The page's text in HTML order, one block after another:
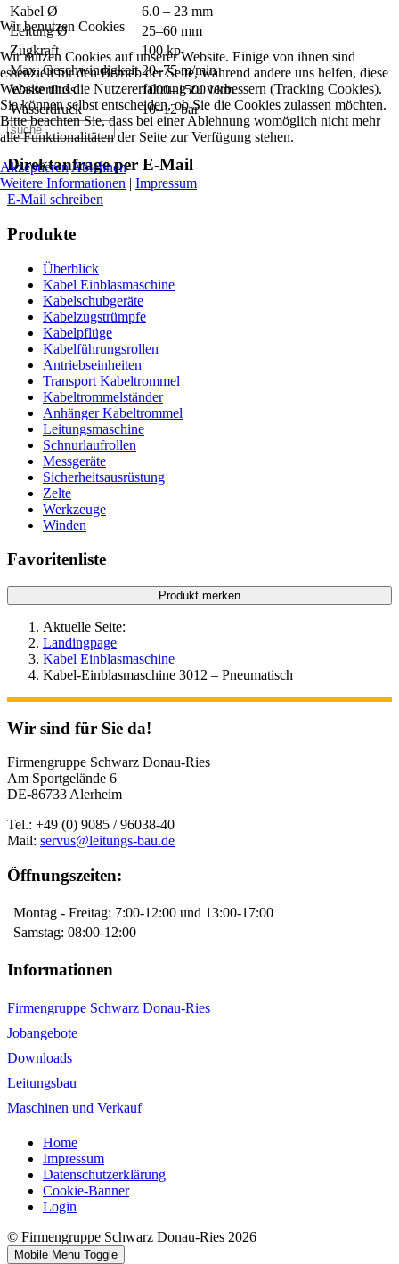
Kabel Ø
6.0 – 23 mm
Leitung Ø
25–60 mm
Zugkraft
100 kp
Max. Geschwindigkeit 20–75 m/min
Wasserfluss
1000–1500 l/km
Wasserdruck
10–12 bar
Direktanfrage per E-Mail
E-Mail schreiben
Produkte
Überblick
Kabel Einblasmaschine
Kabelschubgeräte
Kabelzugstrümpfe
Kabelpflüge
Kabelführungsrollen
Antriebseinheiten
Transport Kabeltrommel
Kabeltrommelständer
Anhänger Kabeltrommel
Leitungsmaschine
Schnurlaufrollen
Messgeräte
Sicherheitsausrüstung
Zelte
Werkzeuge
Winden
Favoritenliste
Produkt merken
Aktuelle Seite:
Landingpage
Kabel Einblasmaschine
Kabel-Einblasmaschine 3012 – Pneumatisch
Wir sind für Sie da!
Firmengruppe Schwarz Donau-Ries
Am Sportgelände 6
DE-86733 Alerheim
Tel.: +49 (0) 9085 / 96038-40
Mail: servus@leitungs-bau.de
Öffnungszeiten:
Montag - Freitag: 7:00-12:00 und 13:00-17:00
Samstag: 08:00-12:00
Informationen
Firmengruppe Schwarz Donau-Ries
Jobangebote
Downloads
Leitungsbau
Maschinen und Verkauf
Home
Impressum
Datenschutzerklärung
Cookie-Banner
Login
© Firmengruppe Schwarz Donau-Ries 2026
Mobile Menu Toggle
Wir benutzen Cookies
Wir nutzen Cookies auf unserer Website. Einige von ihnen sind
essenziell für den Betrieb der Seite, während andere uns helfen, diese
Website und die Nutzererfahrung zu verbessern (Tracking Cookies).
Sie können selbst entscheiden, ob Sie die Cookies zulassen möchten.
Bitte beachten Sie, dass bei einer Ablehnung womöglich nicht mehr
alle Funktionalitäten der Seite zur Verfügung stehen.
AkzeptierenAblehnen
Weitere Informationen | Impressum